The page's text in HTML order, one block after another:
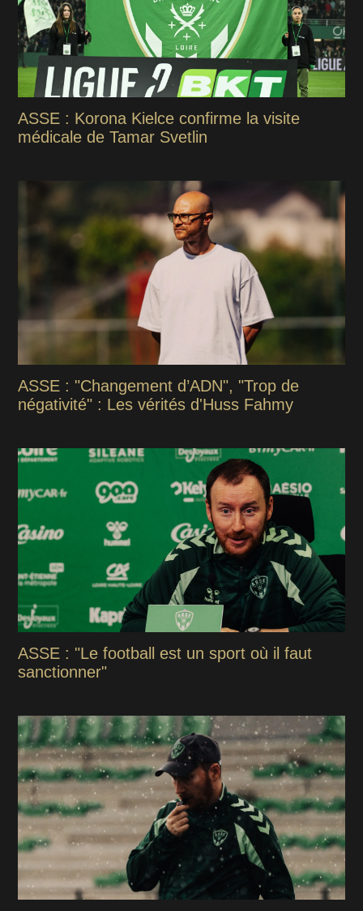
ASSE : Korona Kielce confirme la visite
médicale de Tamar Svetlin
ASSE : "Changement d’ADN", "Trop de
négativité" : Les vérités d'Huss Fahmy
ASSE : "Le football est un sport où il faut
sanctionner"